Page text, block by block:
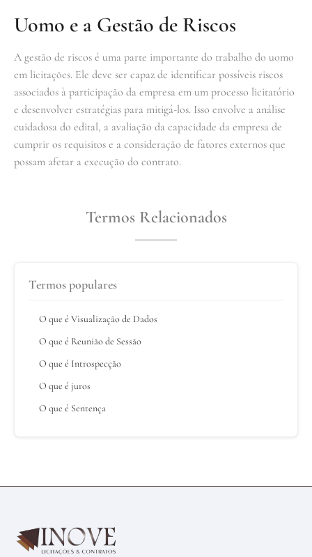
Uomo e a Gestão de Riscos
A gestão de riscos é uma parte importante do trabalho do uomo
em licitações. Ele deve ser capaz de identificar possíveis riscos
associados à participação da empresa em um processo licitatório
e desenvolver estratégias para mitigá-los. Isso envolve a análise
cuidadosa do edital, a avaliação da capacidade da empresa de
cumprir os requisitos e a consideração de fatores externos que
possam afetar a execução do contrato.
Termos Relacionados
Termos populares
O que é Visualização de Dados
O que é Reunião de Sessão
O que é Introspecção
O que é juros
O que é Sentença